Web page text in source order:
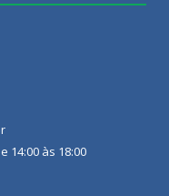
14:00 às 18:00